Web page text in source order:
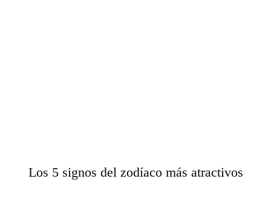
Los 5 signos del zodíaco más atractivos